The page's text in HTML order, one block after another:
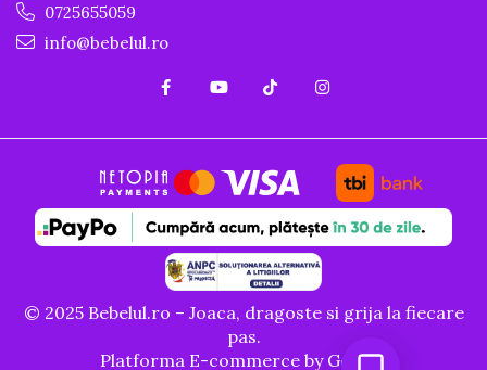
0725655059
info@bebelul.ro
© 2025 Bebelul.ro – Joaca, dragoste si grija la fiecare
pas.
Platforma E-commerce by Gomag